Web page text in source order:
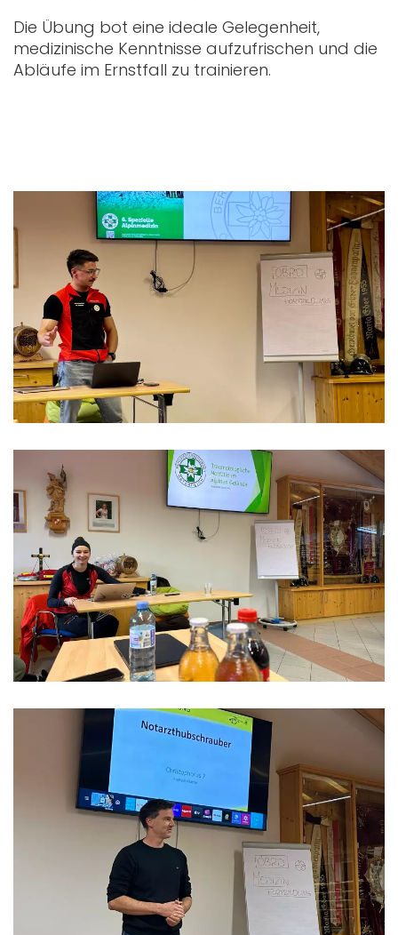
Die Übung bot eine ideale Gelegenheit,
medizinische Kenntnisse aufzufrischen und die
Abläufe im Ernstfall zu trainieren.